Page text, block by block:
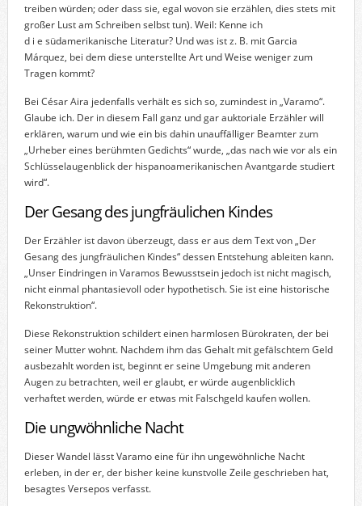
treiben würden; oder dass sie, egal wovon sie erzählen, dies stets mit
großer Lust am Schreiben selbst tun). Weil: Kenne ich
d i e südamerikanische Literatur? Und was ist z. B. mit Garcia
Márquez, bei dem diese unterstellte Art und Weise weniger zum
Tragen kommt?
Bei César Aira jedenfalls verhält es sich so, zumindest in „Varamo“.
Glaube ich. Der in diesem Fall ganz und gar auktoriale Erzähler will
erklären, warum und wie ein bis dahin unauffälliger Beamter zum
„Urheber eines berühmten Gedichts“ wurde, „das nach wie vor als ein
Schlüsselaugenblick der hispanoamerikanischen Avantgarde studiert
wird“.
Der Gesang des jungfräulichen Kindes
Der Erzähler ist davon überzeugt, dass er aus dem Text von „Der
Gesang des jungfräulichen Kindes“ dessen Entstehung ableiten kann.
„Unser Eindringen in Varamos Bewusstsein jedoch ist nicht magisch,
nicht einmal phantasievoll oder hypothetisch. Sie ist eine historische
Rekonstruktion“.
Diese Rekonstruktion schildert einen harmlosen Bürokraten, der bei
seiner Mutter wohnt. Nachdem ihm das Gehalt mit gefälschtem Geld
ausbezahlt worden ist, beginnt er seine Umgebung mit anderen
Augen zu betrachten, weil er glaubt, er würde augenblicklich
verhaftet werden, würde er etwas mit Falschgeld kaufen wollen.
Die ungwöhnliche Nacht
Dieser Wandel lässt Varamo eine für ihn ungewöhnliche Nacht
erleben, in der er, der bisher keine kunstvolle Zeile geschrieben hat,
besagtes Versepos verfasst.